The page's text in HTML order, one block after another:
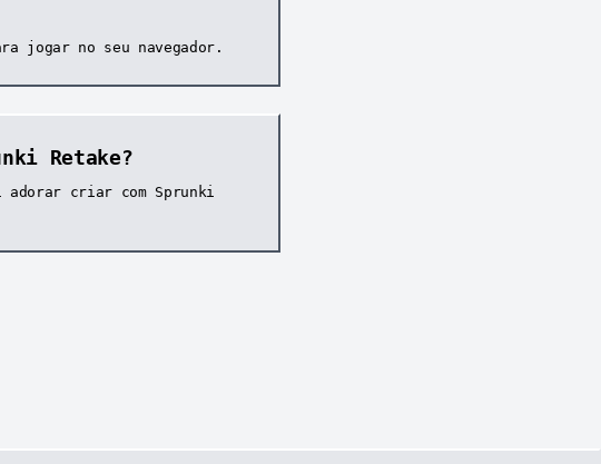
jogar no seu navegador.
Retake?
adorar criar com Sprunki